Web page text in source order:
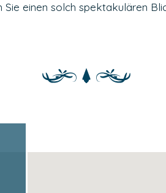
einen solch spektakulären